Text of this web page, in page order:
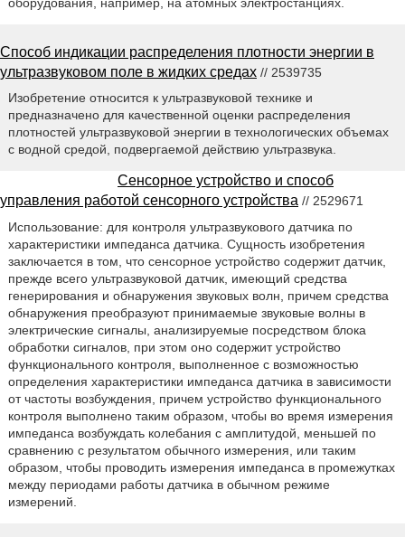
Способ индикации распределения плотности энергии в
ультразвуковом поле в жидких средах // 2539735
Изобретение относится к ультразвуковой технике и
предназначено для качественной оценки распределения
плотностей ультразвуковой энергии в технологических объемах
с водной средой, подвергаемой действию ультразвука.
Сенсорное устройство и способ
управления работой сенсорного устройства // 2529671
Использование: для контроля ультразвукового датчика по
характеристики импеданса датчика. Сущность изобретения
заключается в том, что сенсорное устройство содержит датчик,
прежде всего ультразвуковой датчик, имеющий средства
генерирования и обнаружения звуковых волн, причем средства
обнаружения преобразуют принимаемые звуковые волны в
электрические сигналы, анализируемые посредством блока
обработки сигналов, при этом оно содержит устройство
функционального контроля, выполненное с возможностью
определения характеристики импеданса датчика в зависимости
от частоты возбуждения, причем устройство функционального
контроля выполнено таким образом, чтобы во время измерения
импеданса возбуждать колебания с амплитудой, меньшей по
сравнению с результатом обычного измерения, или таким
образом, чтобы проводить измерения импеданса в промежутках
между периодами работы датчика в обычном режиме
измерений.